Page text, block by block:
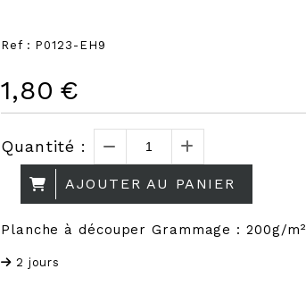
Ref : P0123-EH9
1,80 €
Quantité :
AJOUTER AU PANIER
Planche à découper Grammage : 200g/m²
2 jours